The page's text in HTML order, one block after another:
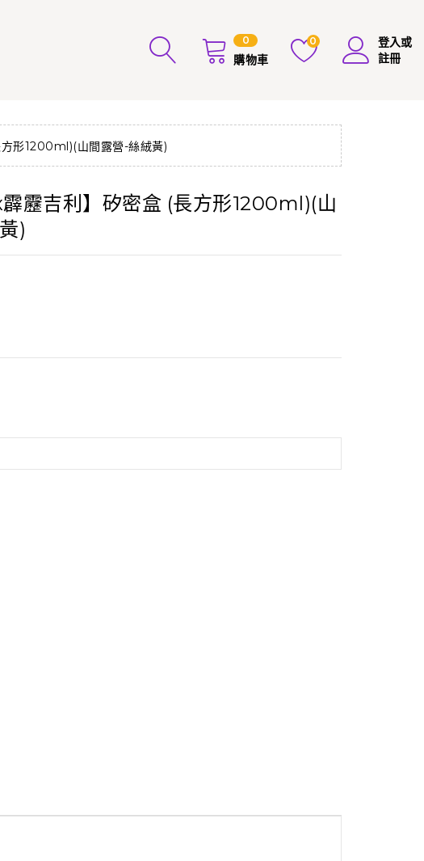
0
購物車
0
登入或
註冊
方形1200ml)(山間露營-絲絨黃)
霹靂吉利】矽密盒 (長方形1200ml)(山
)